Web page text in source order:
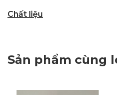
Chất liệu
Sản phẩm cùng